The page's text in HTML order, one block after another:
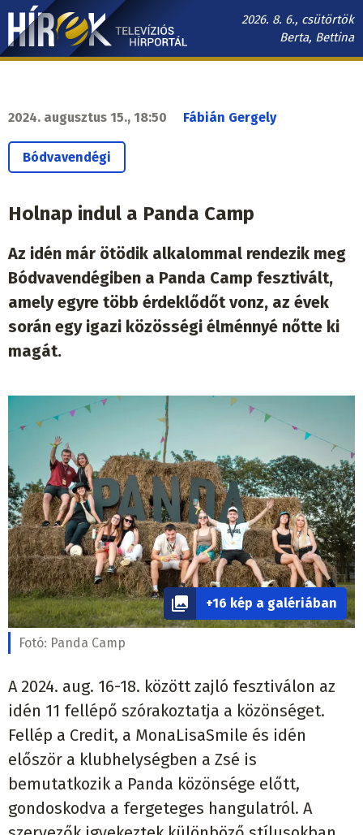
Ugrás
tartalomra
2026. 8. 6., csütörtök
Berta, Bettina
Hírek.sk
2024. augusztus 15., 18:50 Fábián Gergely
Bódvavendégi
Holnap indul a Panda Camp
Az idén már ötödik alkalommal rendezik meg
Bódvavendégiben a Panda Camp fesztivált,
amely egyre több érdeklődőt vonz, az évek
során egy igazi közösségi élménnyé nőtte ki
magát.
+16 kép a galériában
Fotó: Panda Camp
A 2024. aug. 16-18. között zajló fesztiválon az
idén 11 fellépő szórakoztatja a közönséget.
Fellép a Credit, a MonaLisaSmile és idén
először a klubhelységben a Zsé is
bemutatkozik a Panda közönsége előtt,
gondoskodva a fergeteges hangulatról. A